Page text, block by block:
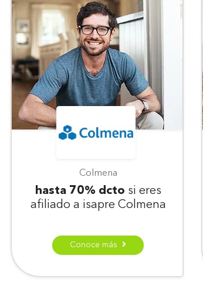
Colmena
hasta 70% dcto si eres
afiliado a isapre Colmena
Conoce más